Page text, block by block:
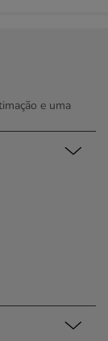
e uma